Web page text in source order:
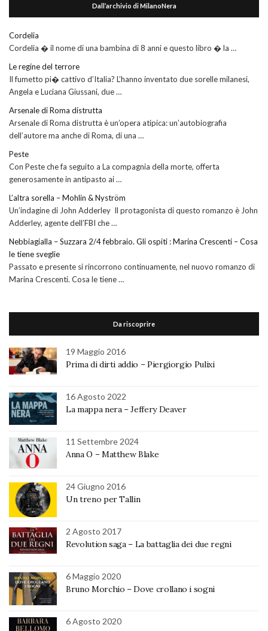
Dall’archivio di MilanoNera
Cordelia
Cordelia � il nome di una bambina di 8 anni e questo libro � la …
Le regine del terrore
Il fumetto pi� cattivo d’Italia? L’hanno inventato due sorelle milanesi,
Angela e Luciana Giussani, due …
Arsenale di Roma distrutta
Arsenale di Roma distrutta è un’opera atipica: un’autobiografia
dell’autore ma anche di Roma, di una …
Peste
Con Peste che fa seguito a La compagnia della morte, offerta
generosamente in antipasto ai …
L’altra sorella – Mohlin & Nyström
Un’indagine di John Adderley Il protagonista di questo romanzo è John
Adderley, agente dell’FBI che …
Nebbiagialla – Suzzara 2/4 febbraio. Gli ospiti : Marina Crescenti – Cosa
le tiene sveglie
Passato e presente si rincorrono continuamente, nel nuovo romanzo di
Marina Crescenti. Cosa le tiene …
Da riscoprire
19 Maggio 2016
Prima di dirti addio – Piergiorgio Pulixi
16 Agosto 2022
La mappa nera – Jeffery Deaver
11 Settembre 2024
Anna O – Matthew Blake
24 Giugno 2016
Un treno per Tallin
2 Agosto 2017
Revolution saga – La battaglia dei due regni
6 Maggio 2020
Bruno Morchio – Dove crollano i sogni
6 Agosto 2020